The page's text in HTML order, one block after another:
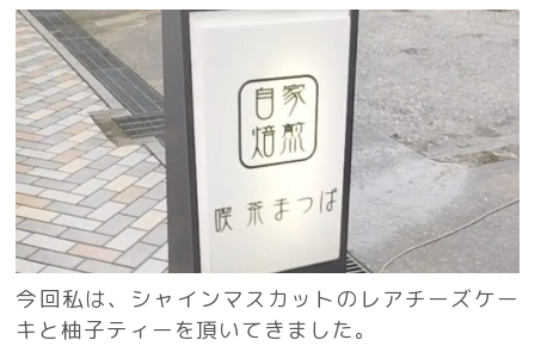
今回私は、シャインマスカットのレアチーズケー
キと柚子ティーを頂いてきました。